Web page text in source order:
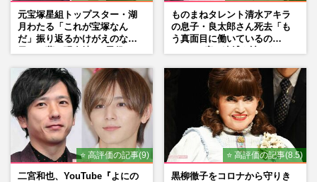
元宝塚星組トップスター・湖
月わたる「これが宝塚なん
だ」振り返るかけがえのない
ものまねタレント清水アキラ
の息子・良太郎さん死去「も
う真面目に働いているの
⭐ 高評価の記事(9)
二宮和也、YouTube『よにの
⭐ 高評価の記事(8.5)
黒柳徹子をコロナから守りき